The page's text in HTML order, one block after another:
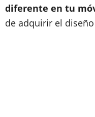
diferente en tu
de adquirir el